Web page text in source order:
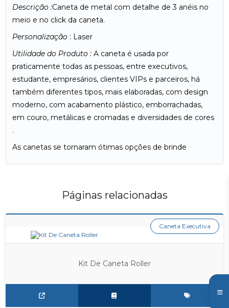
Descrição :Caneta de metal com detalhe de 3 anéis no
meio e no click da caneta.
Personalização : Laser
Utilidade do Produto : A caneta é usada por
praticamente todas as pessoas, entre executivos,
estudante, empresários, clientes VIPs e parceiros, há
também diferentes tipos, mais elaboradas, com design
moderno, com acabamento plástico, emborrachadas,
em couro, metálicas e cromadas e diversidades de cores
.
As canetas se tornaram ótimas opções de brinde
Páginas relacionadas
Kit De Caneta Roller
Caneta Executiva